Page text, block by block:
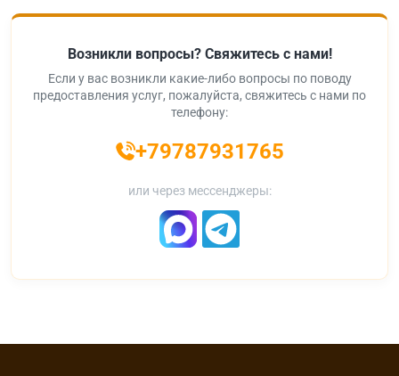
Возникли вопросы? Свяжитесь с нами!
Если у вас возникли какие-либо вопросы по поводу
предоставления услуг, пожалуйста, свяжитесь с нами по
телефону:
+79787931765
или через мессенджеры: